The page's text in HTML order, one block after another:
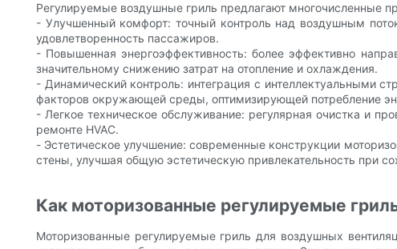
Регулируемые воздушные гриль предлагают многочисленные
- Улучшенный комфорт: точный контроль над воздушным
удовлетворенность пассажиров.
- Повышенная энергоэффективность: более эффективно
значительному снижению затрат на отопление и охлаждения.
- Динамический контроль: интеграция с интеллектуальными
факторов окружающей среды, оптимизирующей потребление
- Легкое техническое обслуживание: регулярная очистка и
ремонте HVAC.
- Эстетическое улучшение: современные конструкции
стены, улучшая общую эстетическую привлекательность при
Как моторизованные регулируемые
Моторизованные регулируемые гриль для воздушных